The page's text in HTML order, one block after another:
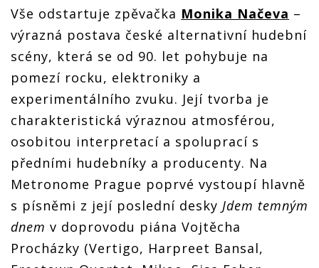
Metronome
Prague.
Výstaviště
rozezní
písně
Jasné
Moniky
Načevy i
Michala
Prokopa
Metronome
Prague.
Výstaviště
písně
Jasné
Páky,
Moniky
Michala
Prokopa
rockových
legend na
Metronome
Výstaviště
rozezní
písně
Jasné
Moniky
Načevy i
Michala
Prokopa
rockových
legend na
Metronome
Výstaviště
Jasné
Moniky
Načevy i
Michala
Prokopa
Vše odstartuje zpěvačka Monika Načeva –
výrazná postava české alternativní hudební
scény, která se od 90. let pohybuje na
pomezí rocku, elektroniky a
experimentálního zvuku. Její tvorba je
charakteristická výraznou atmosférou,
osobitou interpretací a spoluprací s
předními hudebníky a producenty. Na
Metronome Prague poprvé vystoupí hlavně
s písněmi z její poslední desky Jdem temným
dnem v doprovodu piána Vojtěcha
Procházky (Vertigo, Harpreet Bansal,